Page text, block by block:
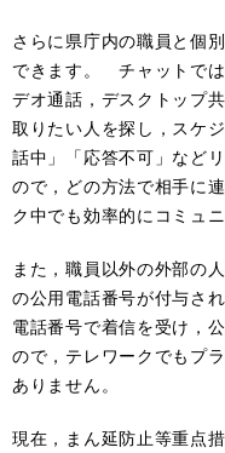
さらに県庁内の職員と個
できます。 チャットで
デオ通話，デスクトップ
取りたい人を探し，スケ
話中」「応答不可」など
ので，どの方法で相手に
ク中でも効率的にコミュ
また，職員以外の外部の
の公用電話番号が付与さ
電話番号で着信を受け，
ので，テレワークでもプ
ありません。
現在，まん延防止等重点